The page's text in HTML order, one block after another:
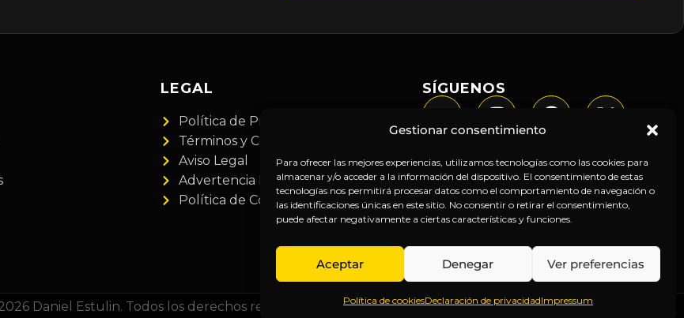
Gestionar consentimiento
Para ofrecer las mejores experiencias, utilizamos tecnologías como las cookies para
almacenar y/o acceder a la información del dispositivo. El consentimiento de estas
tecnologías nos permitirá procesar datos como el comportamiento de navegación o
las identificaciones únicas en este sitio. No consentir o retirar el consentimiento,
puede afectar negativamente a ciertas características y funciones.
Aceptar Denegar Ver preferencias
Política de cookiesDeclaración de privacidadImpressum
LEGAL
Política de Privacidad
Términos y Condiciones
Aviso Legal
Advertencia Financiera
Política de Cookies
SÍGUENOS
Daniel Estulin. Todos los derechos reservados.